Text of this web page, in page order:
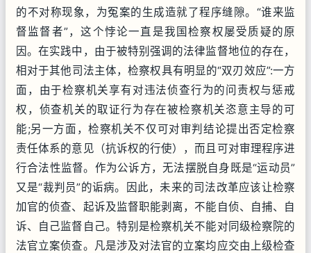
的不对称现象，为冤案的生成造就了程序缝隙。“谁来监
督监督者”，这个悖论一直是我国检察权屡受质疑的原
因。在实践中，由于被特别强调的法律监督地位的存在，
相对于其他司法主体，检察权具有明显的“双刃效应”:一方
面，由于检察机关享有对违法侦查行为的问责权与惩戒
权，侦查机关的取证行为存在被检察机关恣意主导的可
能;另一方面，检察机关不仅可对审判结论提出否定检察
责任体系的意见（抗诉权的行使），而且可对审理程序进
行合法性监督。作为公诉方，无法摆脱自身既是“运动员”
又是“裁判员”的诟病。因此，未来的司法改革应该让检察
加官的侦查、起诉及监督职能剥离，不能自侦、自捕、自
诉、自己监督自己。特别是检察机关不能对同级检察院的
法官立案侦查。凡是涉及对法官的立案均应交由上级检查